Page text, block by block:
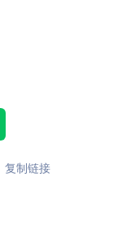
复制链接